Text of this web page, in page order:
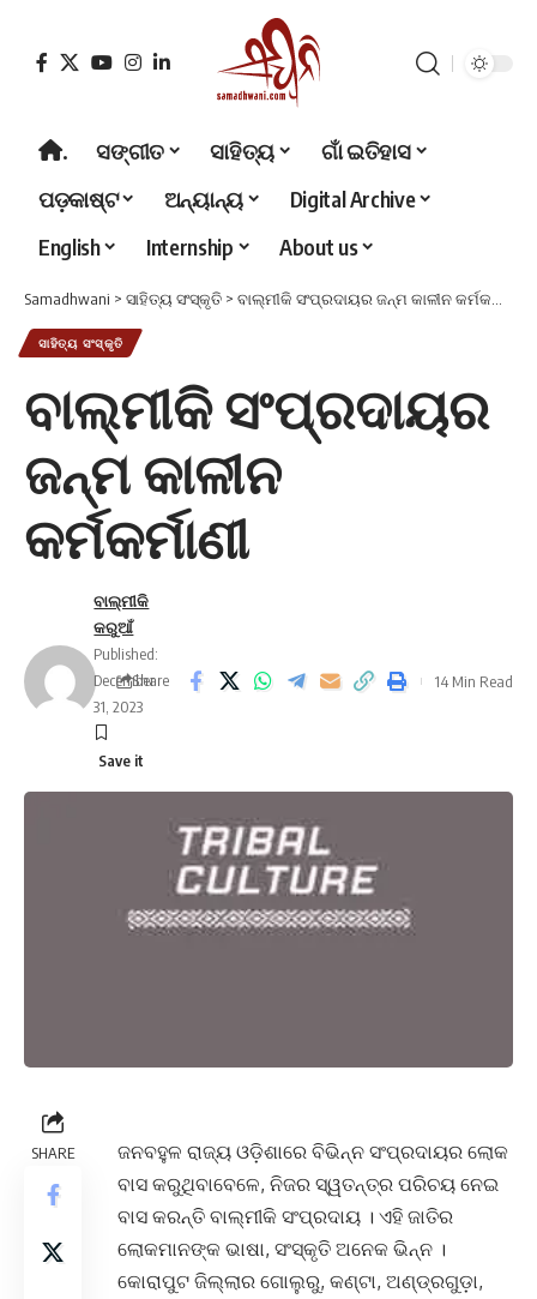
. ସଙ୍ଗୀତ ସାହିତ୍ୟ
ଗାଁ ଇତିହାସ
ପଡ଼କାଷ୍ଟ
ଅନ୍ୟାନ୍ୟ
Digital Archive
English
Internship About us
Samadhwani > ସାହିତ୍ୟ ସଂସ୍କୃତି > ବାଲ୍ମୀକି ସଂପ୍ରଦାୟର ଜନ୍ମ କାଳୀନ କର୍ମକର୍ମାଣୀ
ସାହିତ୍ୟ ସଂସ୍କୃତି
ବାଲ୍ମୀକି ସଂପ୍ରଦାୟର
ଜନ୍ମ କାଳୀନ
କର୍ମକର୍ମାଣୀ
ବାଲ୍ମୀକି
କରୁଆଁ
Published:
December
31, 2023
Share 14 Min Read
SHARE
ଜନବହୁଳ ରାଜ୍ୟ ଓଡ଼ିଶାରେ ବିଭିନ୍ନ ସଂପ୍ରଦାୟର ଲୋକ
ବାସ କରୁଥିବାବେଳେ, ନିଜର ସ୍ୱତନ୍ତ୍ର ପରିଚୟ ନେଇ
ବାସ କରନ୍ତି ବାଲ୍ମୀକି ସଂପ୍ରଦାୟ । ଏହି ଜାତିର
ଲୋକମାନଙ୍କ ଭାଷା, ସଂସ୍କୃତି ଅନେକ ଭିନ୍ନ ।
କୋରାପୁଟ ଜିଲ୍ଲାର ଗୋଲୁରୁ, କଣ୍ଟା, ଅଣ୍ଡ୍ରଗୁଡ଼ା,